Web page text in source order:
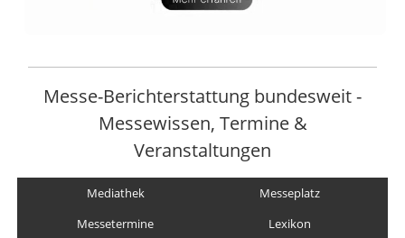
Messe-Berichterstattung bundesweit -
Messewissen, Termine &
Veranstaltungen
Mediathek
Messeplatz
Messetermine
Lexikon